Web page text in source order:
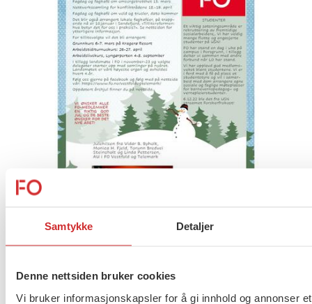
Samtykke Detaljer
Denne nettsiden bruker cookies
Vi bruker informasjonskapsler for å gi innhold og annonser
Åpne brevet del 2 her.